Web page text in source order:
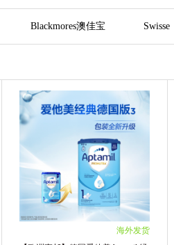
Blackmores澳佳宝 Swisse
美国钙尔奇CALTRATE
Pure Goat Company
海外发货